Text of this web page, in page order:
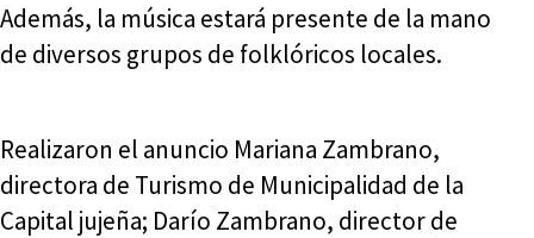
Además, la música estará presente de la mano
de diversos grupos de folklóricos locales.
Realizaron el anuncio Mariana Zambrano,
directora de Turismo de Municipalidad de la
Capital jujeña; Darío Zambrano, director de